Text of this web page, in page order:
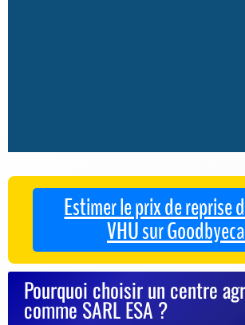
Estimer le prix de reprise
VHU sur
Pourquoi choisir un centre
comme SARL ESA ?